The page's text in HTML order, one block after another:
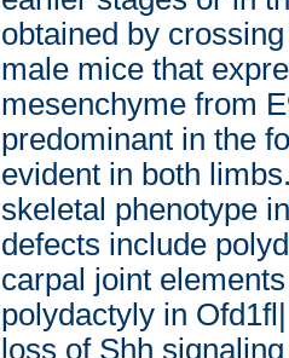
obtained by
male mice that
mesenchyme from
predominant in the
evident in both
skeletal phenotype
defects include
carpal joint
polydactyly in
loss of Shh